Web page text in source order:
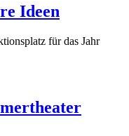
Ideen
für das Jahr